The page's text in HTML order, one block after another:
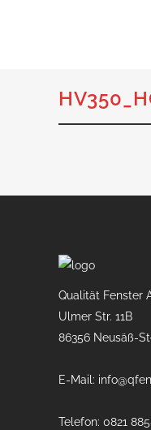
Qualität Fenster
Ulmer Str. 11B
86356 Neusäß-
E-Mail:
Telefon: 0821